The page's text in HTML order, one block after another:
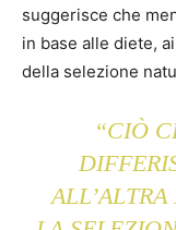
suggerisce che
in base alle diete,
della selezione
“CIÒ